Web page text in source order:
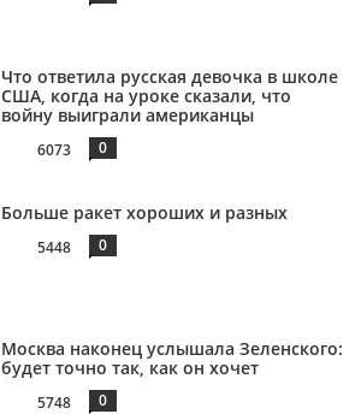
Что ответила русская девочка в школе
США, когда на уроке сказали, что
войну выиграли американцы
6073 0
Больше ракет хороших и разных
5448 0
Москва наконец услышала Зеленского:
будет точно так, как он хочет
5748 0